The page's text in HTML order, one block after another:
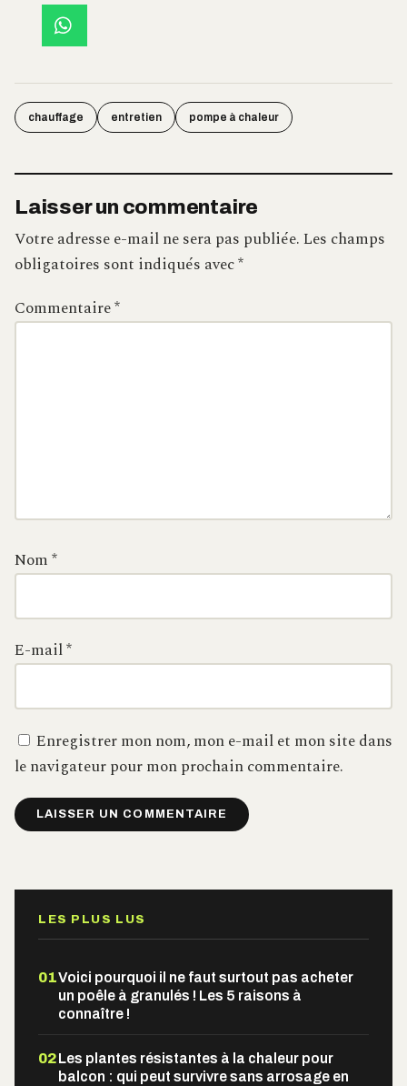
chauffage entretien pompe à chaleur
Laisser un commentaire
Votre adresse e-mail ne sera pas publiée.Les champs
obligatoires sont indiqués avec*
Commentaire*
Nom*
E-mail*
Enregistrer mon nom, mon e-mail et mon site dans
le navigateur pour mon prochain commentaire.
LES PLUS LUS
01Voici pourquoi il ne faut surtout pas acheter
un poêle à granulés ! Les 5 raisons à
connaître !
02Les plantes résistantes à la chaleur pour
balcon : qui peut survivre sans arrosage en